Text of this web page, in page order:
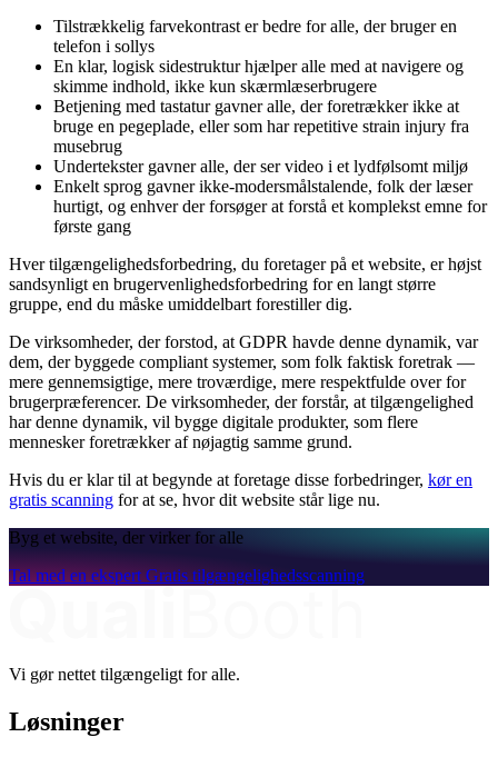
Tilstrækkelig farvekontrast er bedre for alle, der bruger en
telefon i sollys
En klar, logisk sidestruktur hjælper alle med at navigere og
skimme indhold, ikke kun skærmlæserbrugere
Betjening med tastatur gavner alle, der foretrækker ikke at
bruge en pegeplade, eller som har repetitive strain injury fra
musebrug
Undertekster gavner alle, der ser video i et lydfølsomt miljø
Enkelt sprog gavner ikke-modersmålstalende, folk der læser
hurtigt, og enhver der forsøger at forstå et komplekst emne for
første gang
Hver tilgængelighedsforbedring, du foretager på et website, er højst
sandsynligt en brugervenlighedsforbedring for en langt større
gruppe, end du måske umiddelbart forestiller dig.
De virksomheder, der forstod, at GDPR havde denne dynamik, var
dem, der byggede compliant systemer, som folk faktisk foretrak —
mere gennemsigtige, mere troværdige, mere respektfulde over for
brugerpræferencer. De virksomheder, der forstår, at tilgængelighed
har denne dynamik, vil bygge digitale produkter, som flere
mennesker foretrækker af nøjagtig samme grund.
Hvis du er klar til at begynde at foretage disse forbedringer, kør en
gratis scanning for at se, hvor dit website står lige nu.
Byg et website, der virker for alle
Tal med en ekspert Gratis tilgængelighedsscanning
Vi gør nettet tilgængeligt for alle.
Løsninger